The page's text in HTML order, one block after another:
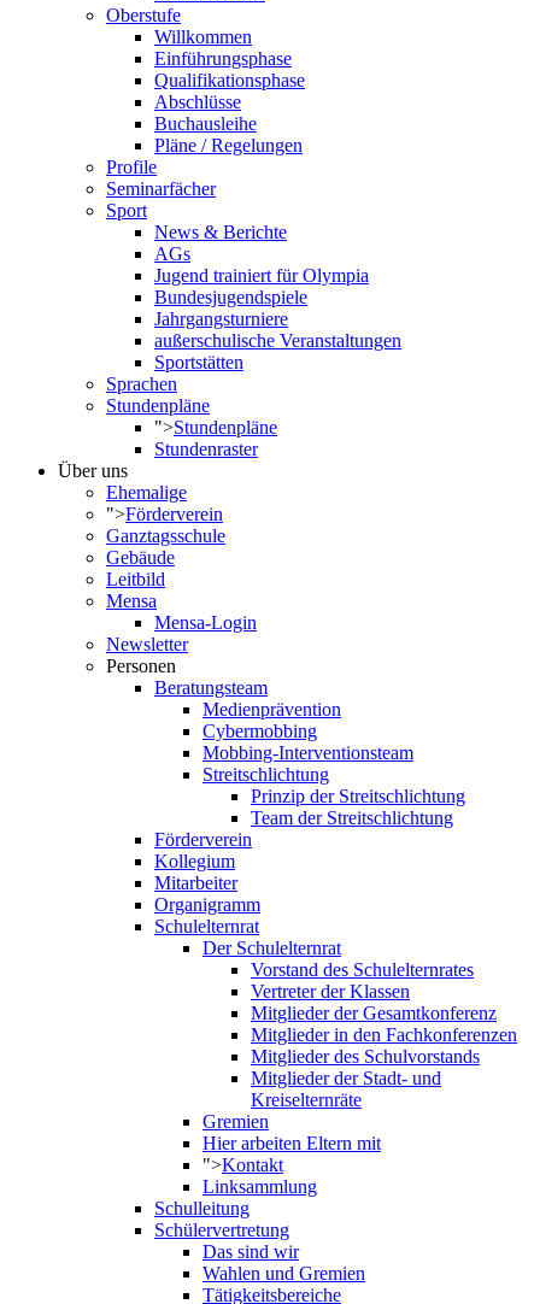
Oberstufe
Willkommen
Einführungsphase
Qualifikationsphase
Abschlüsse
Buchausleihe
Pläne / Regelungen
Profile
Seminarfächer
Sport
News & Berichte
AGs
Jugend trainiert für Olympia
Bundesjugendspiele
Jahrgangsturniere
außerschulische Veranstaltungen
Sportstätten
Sprachen
Stundenpläne
">Stundenpläne
Stundenraster
Über uns
Ehemalige
">Förderverein
Ganztagsschule
Gebäude
Leitbild
Mensa
Mensa-Login
Newsletter
Personen
Beratungsteam
Medienprävention
Cybermobbing
Mobbing-Interventionsteam
Streitschlichtung
Prinzip der Streitschlichtung
Team der Streitschlichtung
Förderverein
Kollegium
Mitarbeiter
Organigramm
Schulelternrat
Der Schulelternrat
Vorstand des Schulelternrates
Vertreter der Klassen
Mitglieder der Gesamtkonferenz
Mitglieder in den Fachkonferenzen
Mitglieder des Schulvorstands
Mitglieder der Stadt- und
Kreiselternräte
Gremien
Hier arbeiten Eltern mit
">Kontakt
Linksammlung
Schulleitung
Schülervertretung
Das sind wir
Wahlen und Gremien
Tätigkeitsbereiche